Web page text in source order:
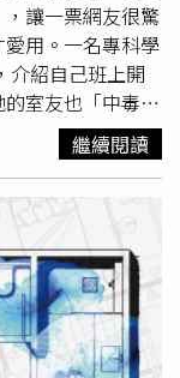
強一項心智理論
的女性成為了最
的研究發現，五
心，不僅對他人
理解他人所處的
說，這些研究結
責任會隨著年齡
讓人感動的是，
往超越了血緣關
生活狀況調整、適
腦重組》，高寶
何時要開始做準
脾氣差？男性更年
細膩的幾何雕
即信仰的延
化的韌性，「那
擇以生命吶喊的
合哥德、文藝復
這座城市靠近地
會到，真正高級
終譚明珠抵達
示，這座城市之
學校聲譽，而是它
教材。從哥德區
重新詮釋，再到
楚展現，「創新不
讓一票網友很驚
用。一名專科學
介紹自己班上開
室友也「中毒」
一律用掀蓋式手
手機架，還有卡
短1天左右超過
起熱烈討論，
「我記得BTS田
就是一直在循
老人耶」、「文藝
大讚這款手機殼
前還沒看到摔爛
繼續閱讀